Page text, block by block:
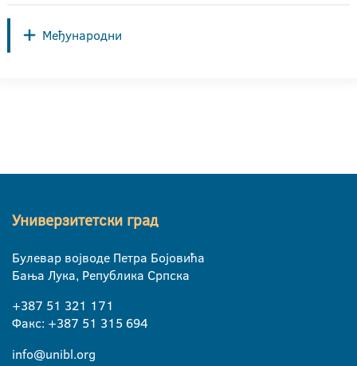
Међународни
Универзитетски град
Булевар војводе Петра Бојовића
Бања Лука, Република Српска
+387 51 321 171
Факс: +387 51 315 694
info@unibl.org